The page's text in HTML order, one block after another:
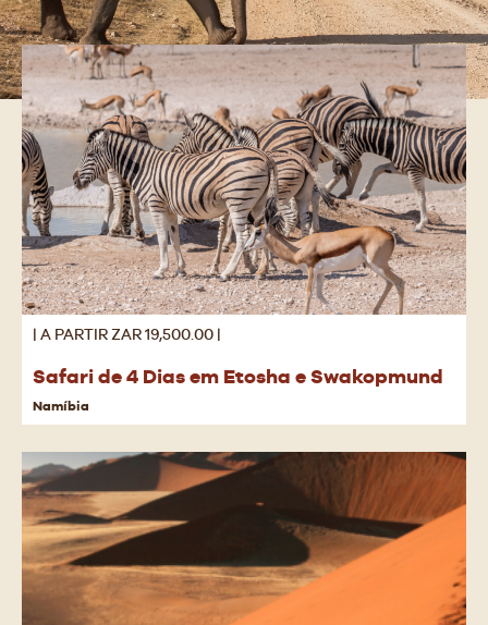
| A PARTIR ZAR 19,500.00 |
Safari de 4 Dias em Etosha e Swakopmund
Namíbia